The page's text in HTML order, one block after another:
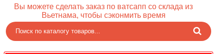
Вы можете сделать заказ по ватсапп со склада из
Вьетнама, чтобы сэконмить время